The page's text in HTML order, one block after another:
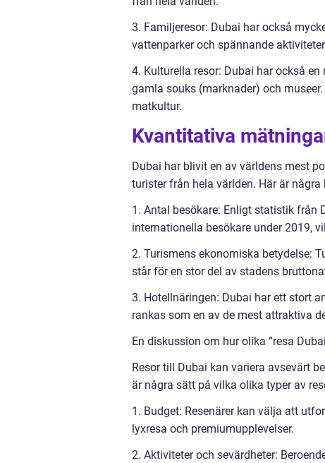
3. Familjeresor: Dubai har också
vattenparker och spännande
4. Kulturella resor: Dubai har också
gamla souks (marknader) och
matkultur.
Kvantitativa
Dubai har blivit en av världens mest
turister från hela världen. Här är
1. Antal besökare: Enligt statistik från
internationella besökare under 2019,
2. Turismens ekonomiska betydelse:
står för en stor del av stadens
3. Hotellnäringen: Dubai har ett stort
rankas som en av de mest attraktiva
En diskussion om hur olika ”resa
Resor till Dubai kan variera avsevärt
är några sätt på vilka olika typer av
1. Budget: Resenärer kan välja att
lyxresa och premiumupplevelser.
2. Aktiviteter och sevärdheter: